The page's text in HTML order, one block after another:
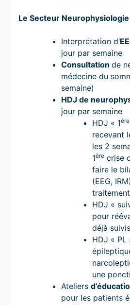
Le Secteur
Interprétation d’
jour par semaine
Consultationde
médecine du
semaine)
HDJ de
jour par semaine
HDJ « 1ère
recevant
les 2
1ère crise
faire le
(EEG,
traitement
HDJ «
pour
déjà
HDJ «
une
Ateliers
pour les patients